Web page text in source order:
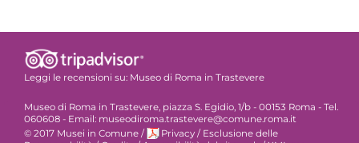
Leggi le recensioni su: Museo di Roma in Trastevere
Museo di Roma in Trastevere, piazza S. Egidio, 1/b - 00153 Roma - Tel.
060608 - Email: museodiroma.trastevere@comune.roma.it
© 2017 Musei in Comune / Privacy / Esclusione delle